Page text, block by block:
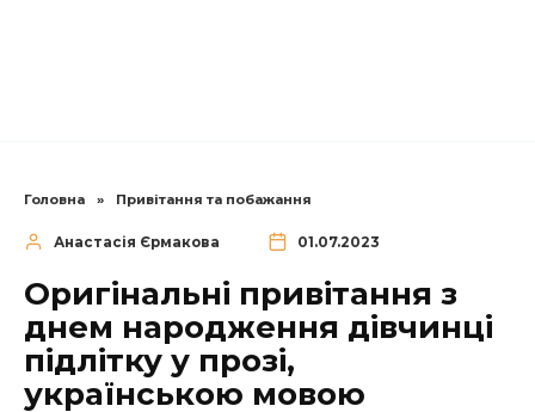
Головна » Привітання та побажання
Анастасія Єрмакова 01.07.2023
Оригінальні привітання з
днем народження дівчинці
підлітку у прозі,
українською мовою